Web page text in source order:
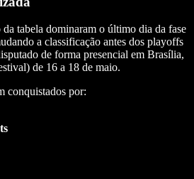
tabela dominaram o último dia da fase
a classificação antes dos playoffs
de forma presencial em Brasília,
de 16 a 18 de maio.
conquistados por: